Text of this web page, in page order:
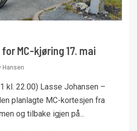
MC-kjøring 17. mai
Hansen
kl. 22.00) Lasse Johansen –
planlagte MC-kortesjen fra
og tilbake igjen på...